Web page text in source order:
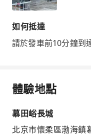
如何抵達
請於發車前10分鐘到
體驗地點
慕田峪長城
北京市懷柔區渤海鎮